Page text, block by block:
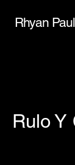
Rhyan Paul
Rulo Y